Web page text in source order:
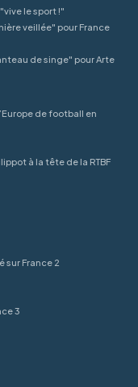
le sport !"
veillée" pour France
de singe" pour Arte
de football en
à la tête de la RTBF
sur France 2
3